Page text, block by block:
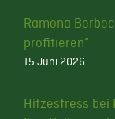
Ramona
profitieren“
15 Juni 2026
Hitzestress bei